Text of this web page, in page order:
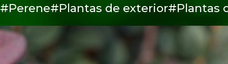
#Perene#Plantas de exterior#Plantas